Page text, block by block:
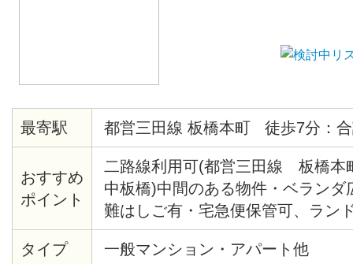
最寄駅 都営三田線 板橋本町 徒歩7分：
おすすめ
ポイント
二路線利用可(都営三田線 板橋
中板橋)中間のある物件・ベランダ
難はしご有・宅急便保管可、ラン
い物近し・風呂、トイレ別・総合
有
タイプ 一般マンション・アパート他